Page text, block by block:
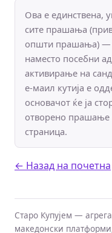
Ова е единствена,
сите прашања
општи прашања) —
наместо посебни
активирање на
е-маил кутија е
основачот ќе ја
отворено прашање
страница.
← Назад на почетна
Старо Купујем —
македонски